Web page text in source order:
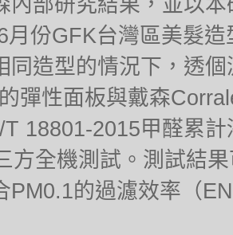
月份GFK台灣區美髮
同造型的情況下，透
彈性面板與戴森
T 18801-2015甲醛累
方全機測試。測試結
PM0.1的過濾效率（